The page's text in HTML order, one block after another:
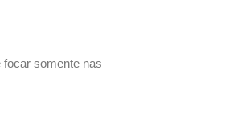
focar somente nas